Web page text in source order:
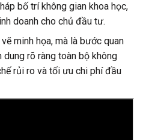
bố trí không gian khoa học,
doanh cho chủ đầu tư.
minh họa, mà là bước quan
rõ ràng toàn bộ không
rủi ro và tối ưu chi phí đầu